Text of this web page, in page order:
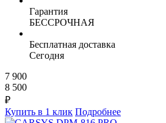
Гарантия
БЕССРОЧНАЯ
Бесплатная доставка
Сегодня
7 900
8 500
₽
Купить в 1 клик Подробнее